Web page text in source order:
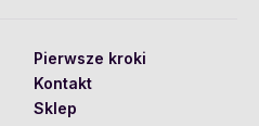
Pierwsze kroki
Kontakt
Sklep